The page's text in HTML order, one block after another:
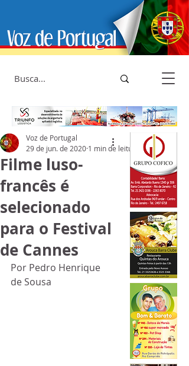
Filme luso-
francês é
selecionado
para o Festival
de Cannes
Voz de Portugal
29 de jun. de 2020 1 min de leitura
Por Pedro Henrique
de Sousa